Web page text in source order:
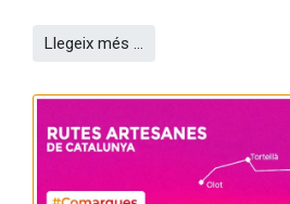
Llegeix més …